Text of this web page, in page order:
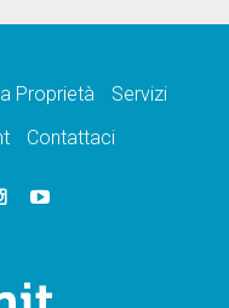
Proprietà
Servizi
Contattaci